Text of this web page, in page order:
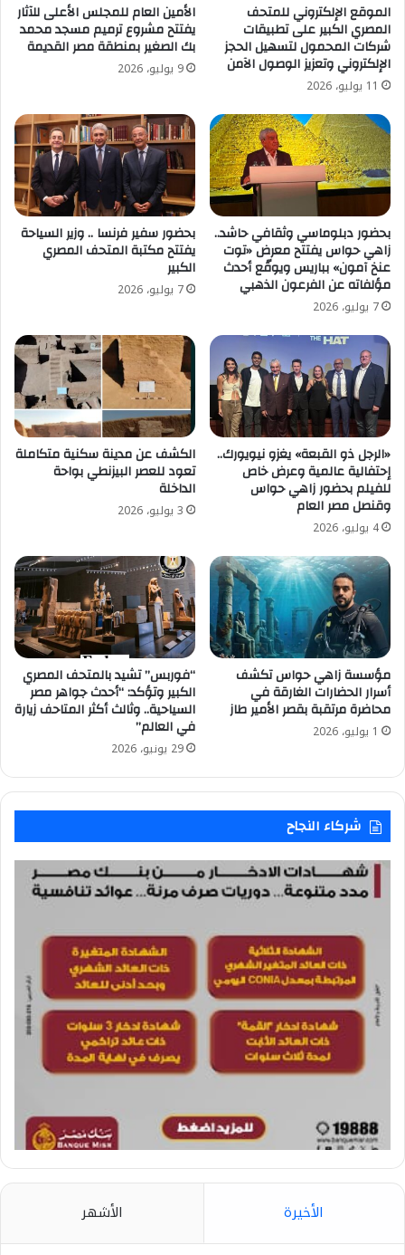
الموقع الإلكتروني للمتحف
المصري الكبير على تطبيقات
شركات المحمول لتسهيل الحجز
الإلكتروني وتعزيز الوصول الآمن
11 يوليو، 2026
الأمين العام للمجلس الأعلى للآثار
يفتتح مشروع ترميم مسجد محمد
بك الصغير بمنطقة مصر القديمة
9 يوليو، 2026
بحضور دبلوماسي وثقافي حاشد..
زاهي حواس يفتتح معرض «توت
عنخ آمون» بباريس ويوقّع أحدث
مؤلفاته عن الفرعون الذهبي
7 يوليو، 2026
بحضور سفير فرنسا .. وزير السياحة
يفتتح مكتبة المتحف المصري
الكبير
7 يوليو، 2026
«الرجل ذو القبعة» يغزو نيويورك..
إحتفالية عالمية وعرض خاص
للفيلم بحضور زاهي حواس
وقنصل مصر العام
4 يوليو، 2026
الكشف عن مدينة سكنية متكاملة
تعود للعصر البيزنطي بواحة
الداخلة
3 يوليو، 2026
مؤسسة زاهي حواس تكشف
أسرار الحضارات الغارقة في
محاضرة مرتقبة بقصر الأمير طاز
1 يوليو، 2026
“فوربس” تشيد بالمتحف المصري
الكبير وتؤكد: “أحدث جواهر مصر
السياحية.. وثالث أكثر المتاحف زيارة
في العالم”
29 يونيو، 2026
شركاء النجاح
الأخيرة الأشهر